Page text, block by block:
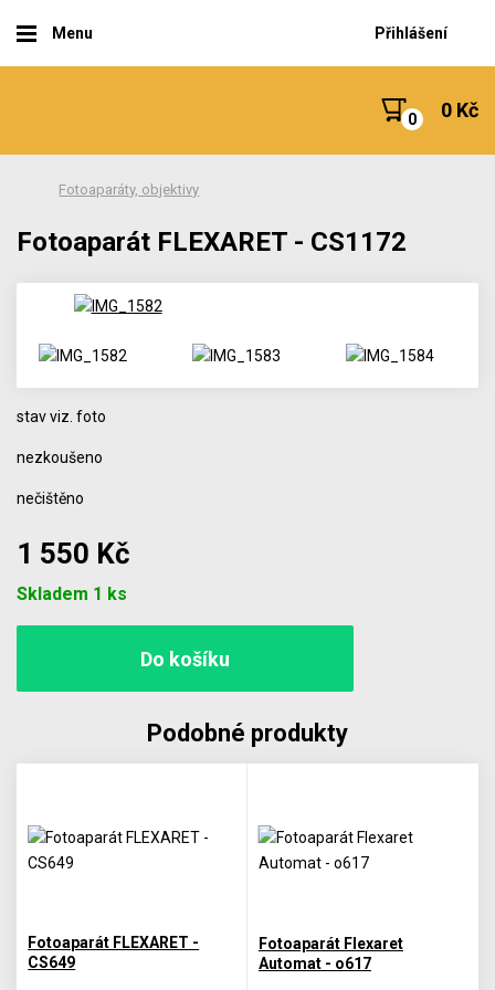
Menu Přihlášení
0 Kč
Fotoaparáty, objektivy
Fotoaparát FLEXARET - CS1172
stav viz. foto
nezkoušeno
nečištěno
1 550 Kč
Skladem 1 ks
Podobné produkty
Fotoaparát FLEXARET -
CS649
Fotoaparát Flexaret
Automat - o617